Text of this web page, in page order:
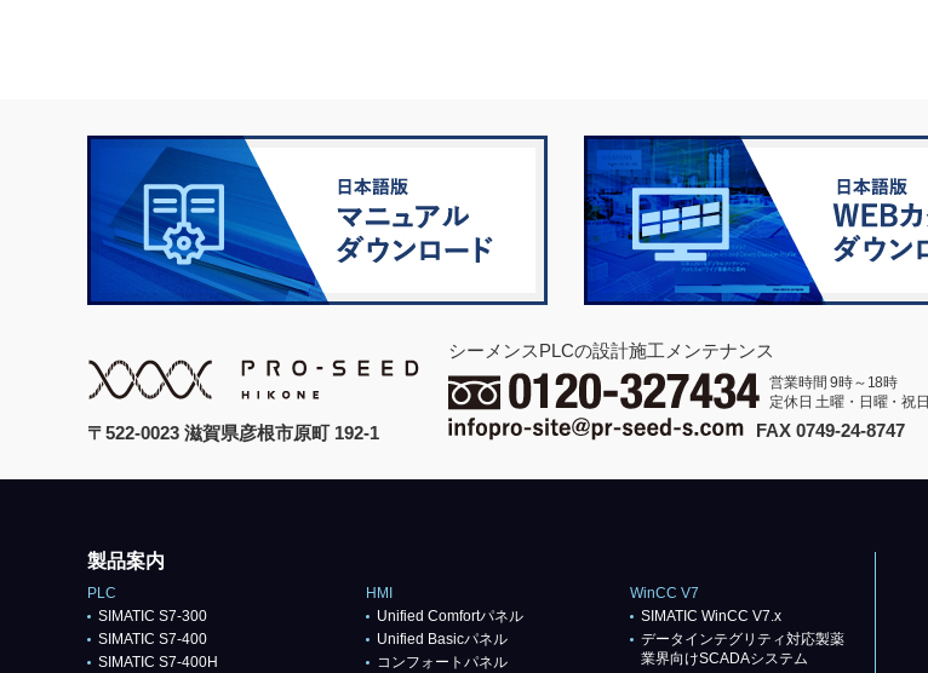
〒522-0023 滋賀県彦根市原町 192-1
シーメンスPLCの設計施工メンテナンス
営業時間 9時～18時
定休日 土曜・日曜・祝日
FAX 0749-24-8747
製品案内
PLC
SIMATIC S7-300
SIMATIC S7-400
SIMATIC S7-400H
HMI
Unified Comfortパネル
Unified Basicパネル
コンフォートパネル
WinCC V7
SIMATIC WinCC V7.x
データインテグリティ対応製薬
業界向けSCADAシステム